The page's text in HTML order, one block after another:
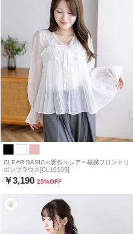
CLEAR BASIC≪新作≫シアー楊柳フロントリ
ボンブラウス[CL10109]
￥3,190 25%OFF